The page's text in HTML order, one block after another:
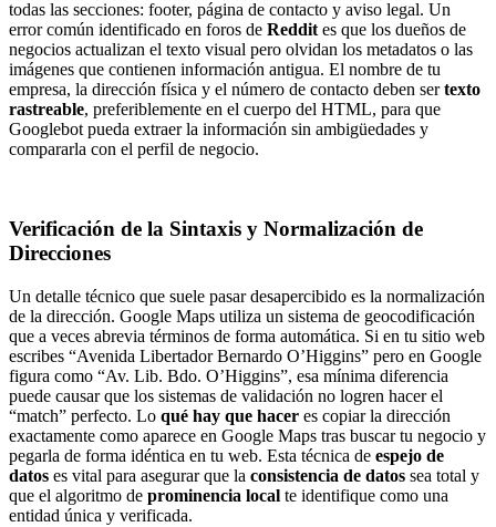
todas las secciones: footer, página de contacto y aviso legal. Un
error común identificado en foros de Reddit es que los dueños de
negocios actualizan el texto visual pero olvidan los metadatos o las
imágenes que contienen información antigua. El nombre de tu
empresa, la dirección física y el número de contacto deben sertexto
rastreable, preferiblemente en el cuerpo del HTML, para que
Googlebot pueda extraer la información sin ambigüedades y
compararla con el perfil de negocio.
Verificación de la Sintaxis y Normalización de
Direcciones
Un detalle técnico que suele pasar desapercibido es la normalización
de la dirección. Google Maps utiliza un sistema de geocodificación
que a veces abrevia términos de forma automática. Si en tu sitio web
escribes “Avenida Libertador Bernardo O’Higgins” pero en Google
figura como “Av. Lib. Bdo. O’Higgins”, esa mínima diferencia
puede causar que los sistemas de validación no logren hacer el
“match” perfecto. Lo qué hay que hacer es copiar la dirección
exactamente como aparece en Google Maps tras buscar tu negocio y
pegarla de forma idéntica en tu web. Esta técnica de espejo de
datos es vital para asegurar que la consistencia de datos sea total y
que el algoritmo de prominencia local te identifique como una
entidad única y verificada.